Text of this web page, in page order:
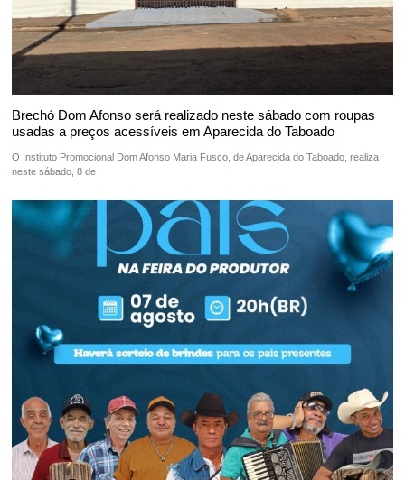
Brechó Dom Afonso será realizado neste sábado com roupas
usadas a preços acessíveis em Aparecida do Taboado
O Instituto Promocional Dom Afonso Maria Fusco, de Aparecida do Taboado, realiza
neste sábado, 8 de